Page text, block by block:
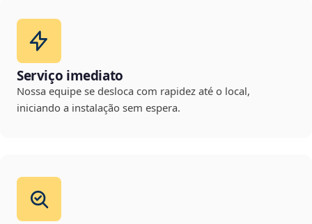
Serviço imediato
Nossa equipe se desloca com rapidez até o local,
iniciando a instalação sem espera.